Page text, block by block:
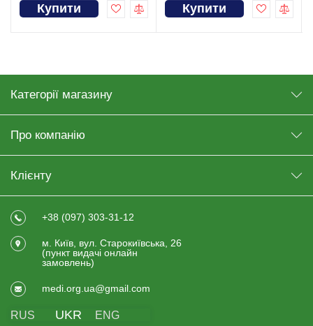
Купити Купити
Категорії магазину
Про компанію
Клієнту
+38 (097) 303-31-12
м. Київ, вул. Старокиївська, 26
(пункт видачi онлайн
замовлень)
medi.org.ua@gmail.com
RUS UKR ENG